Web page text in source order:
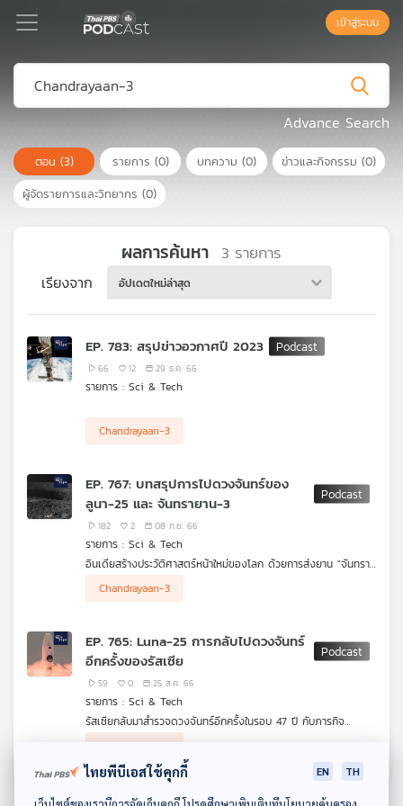
Podcast
เพล
ย์
ลิ
เพล
สต์
เพลง
และ
กิจกรรม
ดาวน์โหลด Thai PBS Podcast Application
เข้าสู่ระบบ
Advance Search
ตอน (3) รายการ (0) บทความ (0) ข่าวและกิจกรรม (0)
ผู้จัดรายการและวิทยากร (0)
ผลการค้นหา 3 รายการ
เรียงจาก อัปเดตใหม่ล่าสุด
EP. 783: สรุปข่าวอวกาศปี 2023
66 12 29 ธ.ค. 66
รายการ : Sci & Tech
Chandrayaan-3
EP. 767: บทสรุปการไปดวงจันทร์ของ
ลูนา-25 และ จันทรายาน-3
182 2 08 ก.ย. 66
รายการ : Sci & Tech
อินเดียสร้างประวัติศาสตร์หน้าใหม่ของโลก ด้วยการส่งยาน "จันทรา
ชาติแรกของโลก หลังจากยาน "ลูนา-25" (Luna-25) ของรัสเซีย
ทั้งสองประเทศนี้บ้าง หลังจากเสร็จภารกิจในครั้งนี้ไปแล้ว ชวนฟังกับ
เติ้ล ณัฐนนท์ ดวงสูงเนิน
Chandrayaan-3
EP. 765: Luna-25 การกลับไปดวงจันทร์
อีกครั้งของรัสเซีย
59 0 25 ส.ค. 66
รายการ : Sci & Tech
รัสเซียกลับมาสำรวจดวงจันทร์อีกครั้งในรอบ 47 ปี กับภารกิจ
Luna-25นับตั้งแต่อดีตสหภาพโซเวียตส่งยานไปดวงจันทร์ในภารกิจ
ถือเป็นบริเวณที่ค่อนข้างยากต่อการลงจอดยานอวกาศ
EP. นี้ เติ้ล ณัฐนนท์ ดวงสูงเนิน จะมาเล่าให้ฟังถึง เหตุผลหลักของ
50 ปี รวมถึงการแข่งขันสำรวจดวงจันทร์กับ Chandrayaan-3 ของ
Chandrayaan-3
ไทยพีบีเอสใช้คุกกี้ EN TH